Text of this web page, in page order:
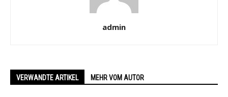
admin
VERWANDTE ARTIKEL MEHR VOM AUTOR